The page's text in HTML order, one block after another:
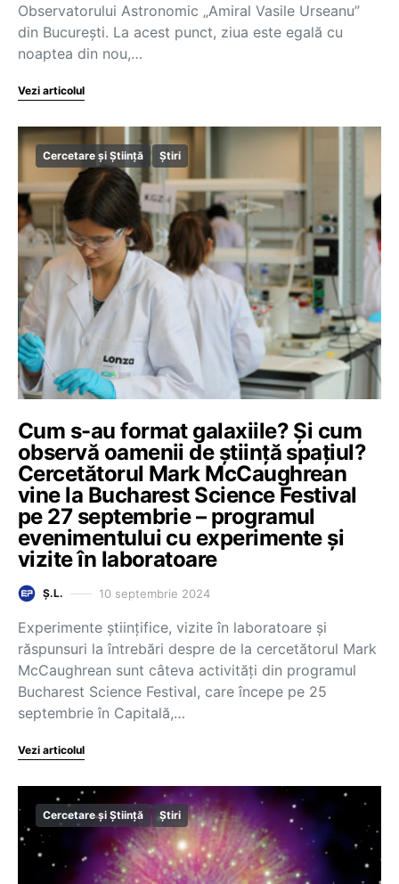
Observatorului Astronomic „Amiral Vasile Urseanu”
din București. La acest punct, ziua este egală cu
noaptea din nou,…
Vezi articolul
Cercetare și Știință Știri
Cum s-au format galaxiile? Și cum
observă oamenii de știință spațiul?
Cercetătorul Mark McCaughrean
vine la Bucharest Science Festival
pe 27 septembrie – programul
evenimentului cu experimente și
vizite în laboratoare
Ș.L. 10 septembrie 2024
Experimente științifice, vizite în laboratoare și
răspunsuri la întrebări despre de la cercetătorul Mark
McCaughrean sunt câteva activități din programul
Bucharest Science Festival, care începe pe 25
septembrie în Capitală,…
Vezi articolul
Cercetare și Știință Știri